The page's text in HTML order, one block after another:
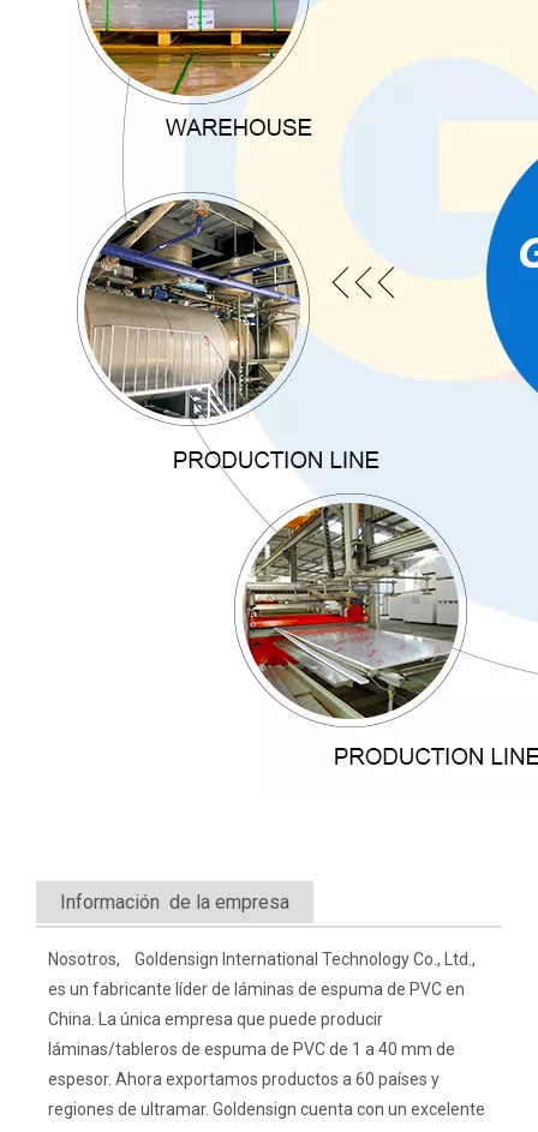
Información de la empresa
Nosotros, Goldensign International Technology Co., Ltd.,
es un fabricante líder de láminas de espuma de PVC en
China. La única empresa que puede producir
láminas/tableros de espuma de PVC de 1 a 40 mm de
espesor. Ahora exportamos productos a 60 países y
regiones de ultramar. Goldensign cuenta con un excelente